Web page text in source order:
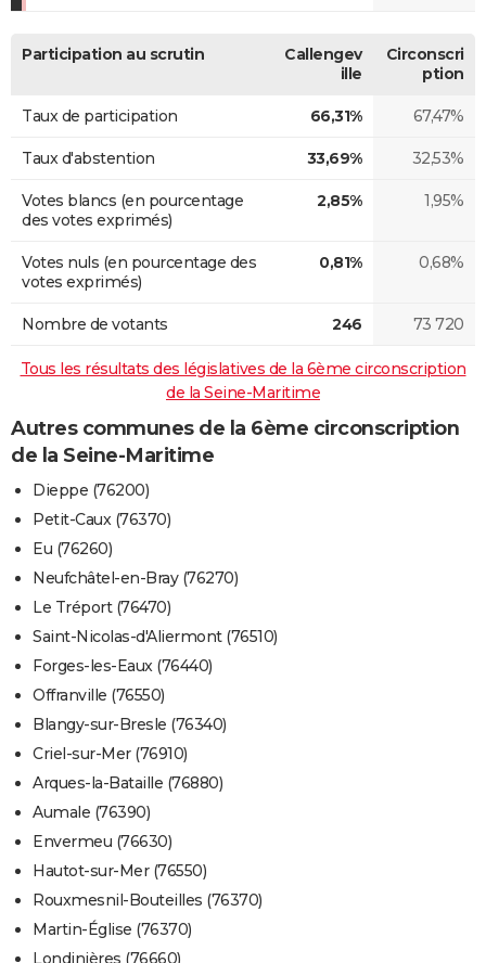
Participation au scrutin
Callengev
ille
Circonscri
ption
Taux de participation 66,31% 67,47%
Taux d'abstention 33,69% 32,53%
Votes blancs (en pourcentage
des votes exprimés)
2,85% 1,95%
Votes nuls (en pourcentage des
votes exprimés)
0,81% 0,68%
Nombre de votants 246 73 720
Tous les résultats des législatives de la 6ème circonscription
de la Seine-Maritime
Autres communes de la 6ème circonscription
de la Seine-Maritime
Dieppe (76200)
Petit-Caux (76370)
Eu (76260)
Neufchâtel-en-Bray (76270)
Le Tréport (76470)
Saint-Nicolas-d'Aliermont (76510)
Forges-les-Eaux (76440)
Offranville (76550)
Blangy-sur-Bresle (76340)
Criel-sur-Mer (76910)
Arques-la-Bataille (76880)
Aumale (76390)
Envermeu (76630)
Hautot-sur-Mer (76550)
Rouxmesnil-Bouteilles (76370)
Martin-Église (76370)
Londinières (76660)